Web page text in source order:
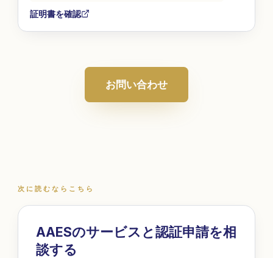
証明書を確認
お問い合わせ
次に読むならこちら
次に読むならこちら
AAESのサービスと認証申請を相
談する